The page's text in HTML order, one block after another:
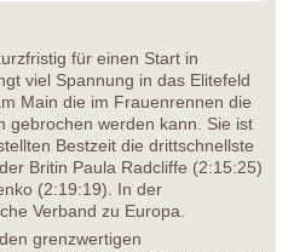
für einen Start in
viel Spannung in das Elitefeld
Main die im Frauenrennen die
gebrochen werden kann. Sie ist
Bestzeit die drittschnellste
Britin Paula Radcliffe (2:15:25)
(2:19:19). In der
Verband zu Europa.
grenzwertigen